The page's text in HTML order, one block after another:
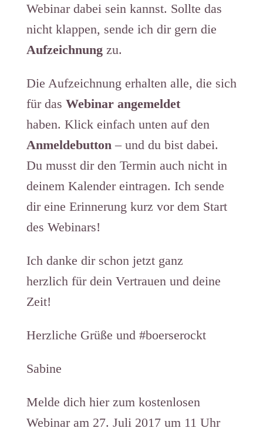
Webinar dabei sein kannst. Sollte das
nicht klappen, sende ich dir gern die
Aufzeichnungzu.
Die Aufzeichnung erhalten alle, die sich
für das Webinar angemeldet
haben. Klick einfach unten auf den
Anmeldebutton– und du bist dabei.
Du musst dir den Termin auch nicht in
deinem Kalender eintragen. Ich sende
dir eine Erinnerung kurz vor dem Start
des Webinars!
Ich danke dir schon jetzt ganz
herzlich für dein Vertrauen und deine
Zeit!
Herzliche Grüße und #boerserockt
Sabine
Melde dich hier zum kostenlosen
Webinar am 27. Juli 2017 um 11 Uhr